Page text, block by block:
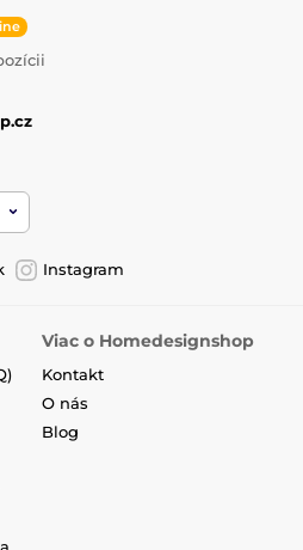
Instagram
Viac o Homedesignshop
Kontakt
O nás
Blog